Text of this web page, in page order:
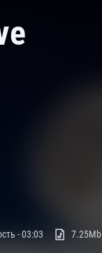
-03:03 7.25Mb